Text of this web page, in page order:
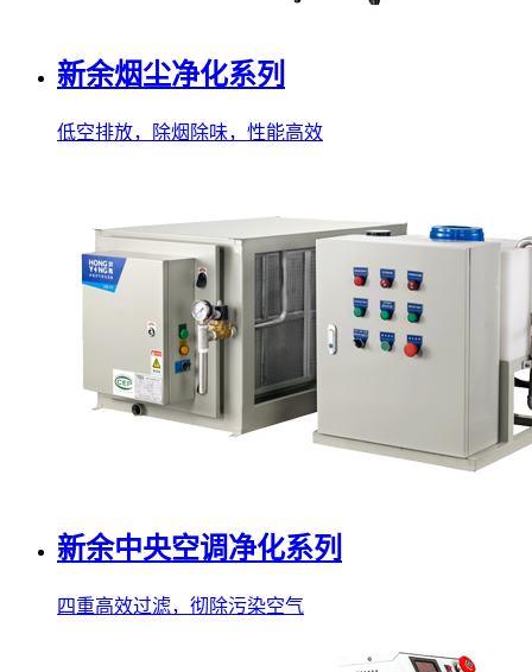
新余烟尘净化系列
低空排放，除烟除味，性能高效
新余中央空调净化系列
四重高效过滤，彻除污染空气